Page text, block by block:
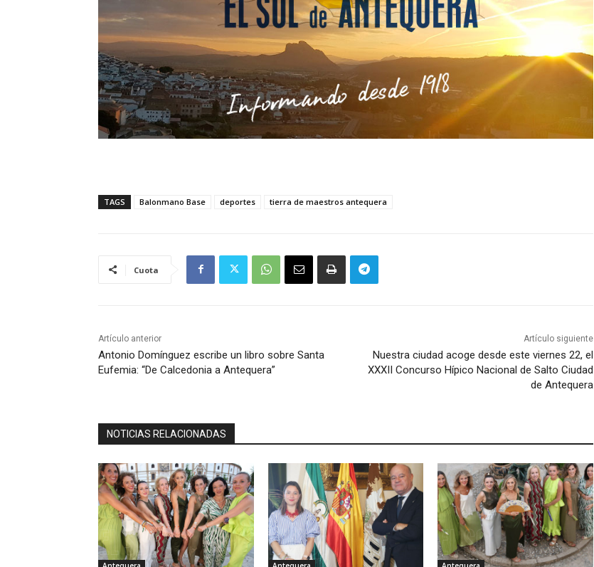
TAGS Balonmano Base deportes tierra de maestros antequera
Cuota
Artículo anterior
Antonio Domínguez escribe un libro sobre Santa
Eufemia: “De Calcedonia a Antequera”
Artículo siguiente
Nuestra ciudad acoge desde este viernes 22, el
XXXII Concurso Hípico Nacional de Salto Ciudad
de Antequera
NOTICIAS RELACIONADAS